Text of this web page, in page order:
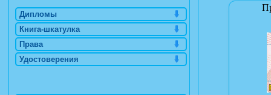
Дипломы
Книга-шкатулка
Права
Удостоверения